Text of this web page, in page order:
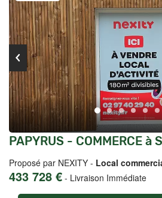
PAPYRUS - COMMERCE
Proposé par NEXITY - Local
433 728 € - Livraison Immédiate